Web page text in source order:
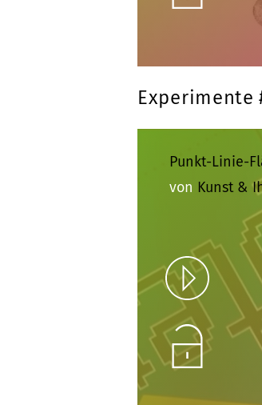
Experimente
Punkt-Linie-
von Kunst &
Play
Unlock